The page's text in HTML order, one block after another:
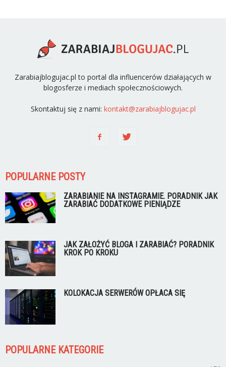
Zarabiajblogujac.pl to portal dla influencerów działających w
blogosferze i mediach społecznościowych.
Skontaktuj się z nami: kontakt@zarabiajblogujac.pl
POPULARNE POSTY
ZARABIANIE NA INSTAGRAMIE. PORADNIK JAK
ZARABIAĆ DODATKOWE PIENIĄDZE
JAK ZAŁOŻYĆ BLOGA I ZARABIAĆ? PORADNIK
KROK PO KROKU
KOLOKACJA SERWERÓW OPŁACA SIĘ
POPULARNE KATEGORIE